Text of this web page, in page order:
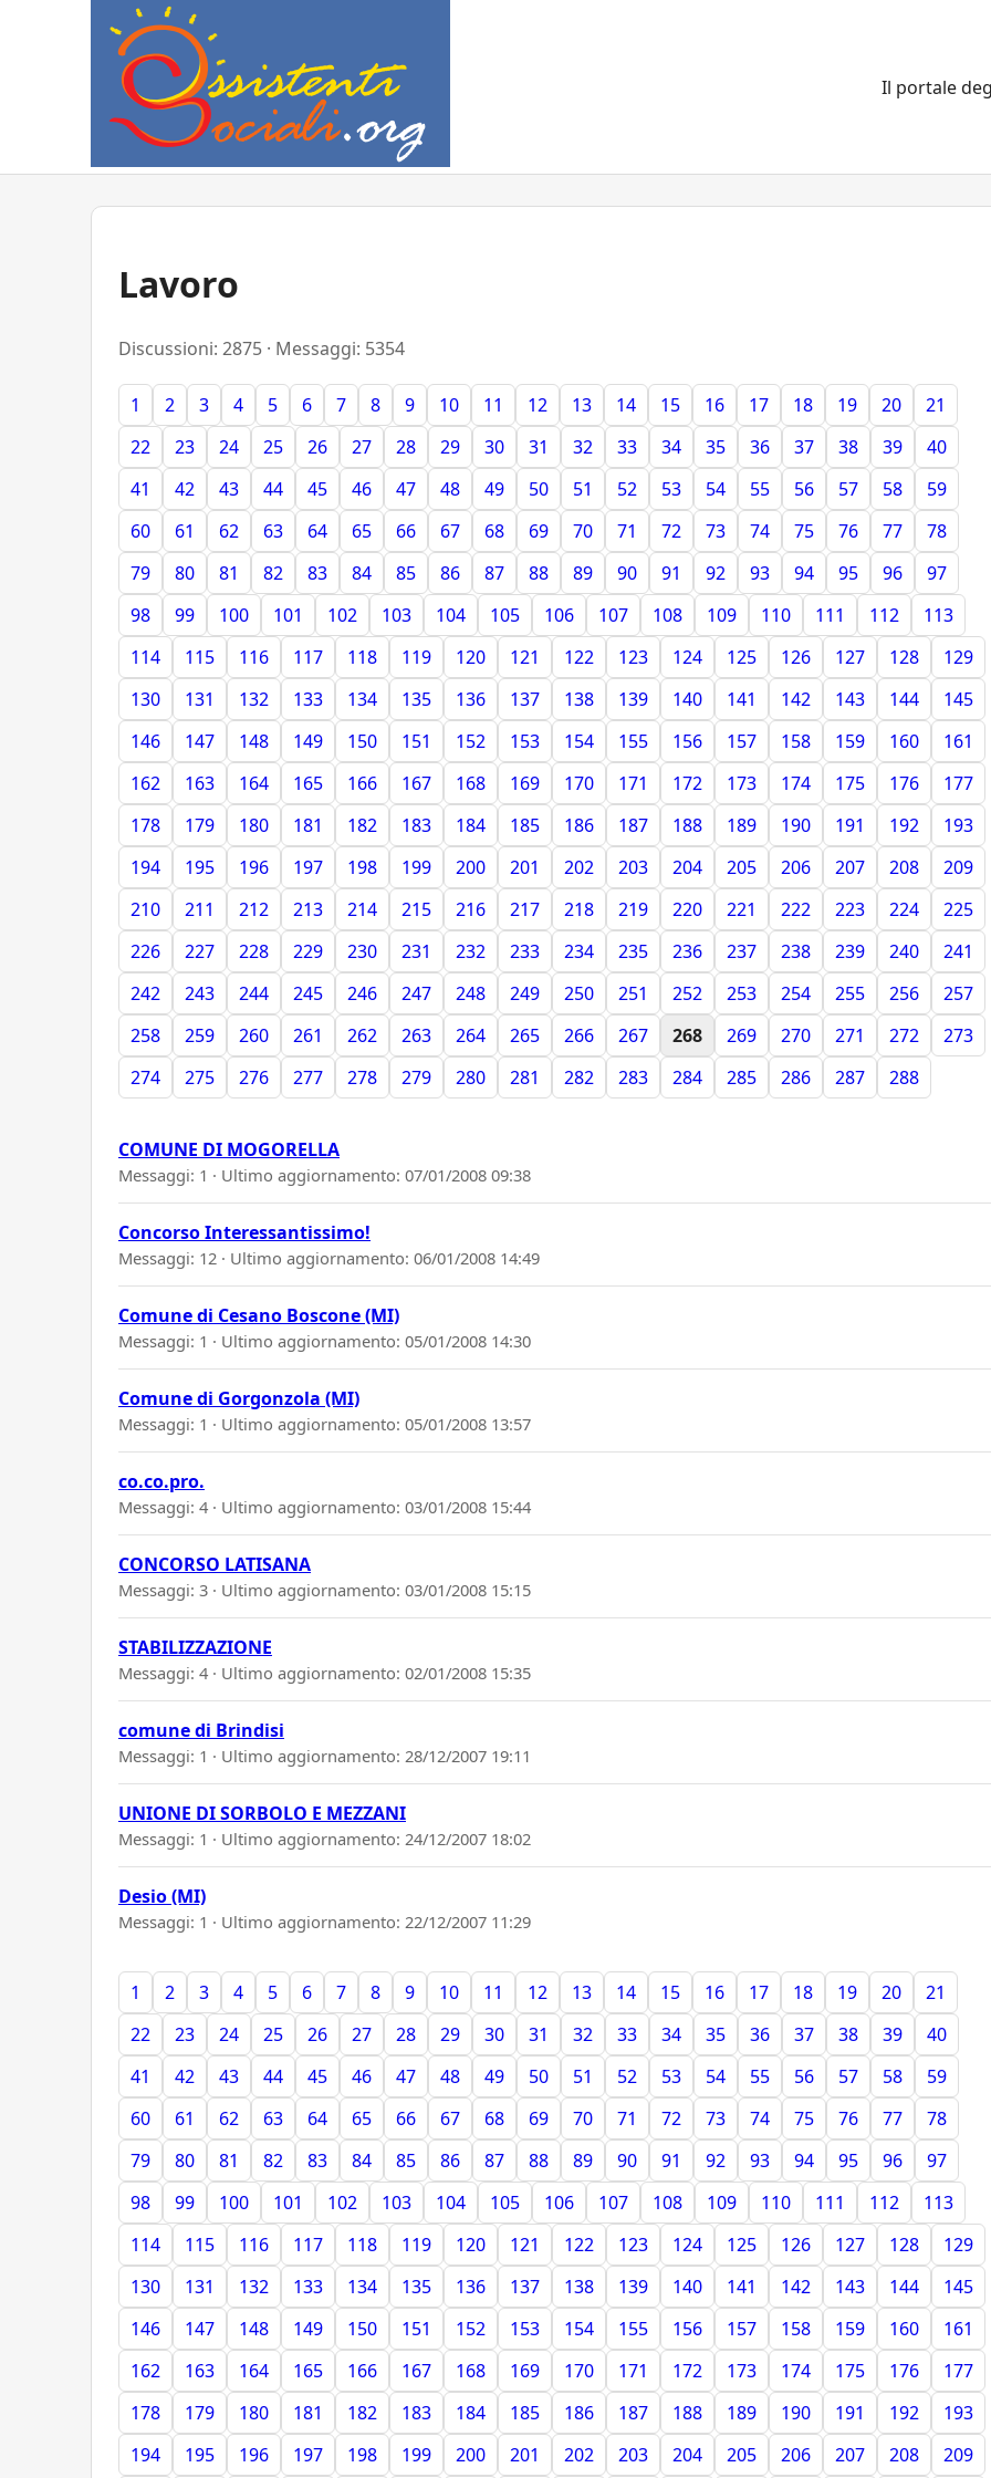
Il portale
Lavoro
Discussioni: 2875 · Messaggi: 5354
1 2 3 4 5 6 7 8 9 10 11 12 13 14 15 16 17 18 19 20
21
22
23 24 25 26 27 28 29 30 31 32 33 34 35 36 37 38 39
40
41
42 43 44 45 46 47 48 49 50 51 52 53 54 55 56 57 58
59
60
61 62 63 64 65 66 67 68 69 70 71 72 73 74 75 76 77
78
79
80 81 82 83 84 85 86 87 88 89 90 91 92 93 94 95 96
97
98
99 100 101 102 103 104 105 106 107 108 109 110 111 112
113
114
115 116 117 118 119 120 121 122 123 124 125 126 127 128
129
130
131 132 133 134 135 136 137 138 139 140 141 142 143 144
145
146
147 148 149 150 151 152 153 154 155 156 157 158 159 160
161
162
163 164 165 166 167 168 169 170 171 172 173 174 175 176
177
178
179 180 181 182 183 184 185 186 187 188 189 190 191 192
193
194
195 196 197 198 199 200 201 202 203 204 205 206 207 208
209
210
211 212 213 214 215 216 217 218 219 220 221 222 223 224
225
226
227 228 229 230 231 232 233 234 235 236 237 238 239 240
241
242
243 244 245 246 247 248 249 250 251 252 253 254 255 256
257
258
259 260 261 262 263 264 265 266 267 268 269 270 271 272
273
274
275 276 277 278 279 280 281 282 283 284 285 286 287 288
COMUNE DI MOGORELLA
Messaggi: 1 · Ultimo aggiornamento: 07/01/2008 09:38
Concorso Interessantissimo!
Messaggi: 12 · Ultimo aggiornamento: 06/01/2008 14:49
Comune di Cesano Boscone (MI)
Messaggi: 1 · Ultimo aggiornamento: 05/01/2008 14:30
Comune di Gorgonzola (MI)
Messaggi: 1 · Ultimo aggiornamento: 05/01/2008 13:57
co.co.pro.
Messaggi: 4 · Ultimo aggiornamento: 03/01/2008 15:44
CONCORSO LATISANA
Messaggi: 3 · Ultimo aggiornamento: 03/01/2008 15:15
STABILIZZAZIONE
Messaggi: 4 · Ultimo aggiornamento: 02/01/2008 15:35
comune di Brindisi
Messaggi: 1 · Ultimo aggiornamento: 28/12/2007 19:11
UNIONE DI SORBOLO E MEZZANI
Messaggi: 1 · Ultimo aggiornamento: 24/12/2007 18:02
Desio (MI)
Messaggi: 1 · Ultimo aggiornamento: 22/12/2007 11:29
1 2 3 4 5 6 7 8 9 10 11 12 13 14 15 16 17 18 19 20
21
22
23 24 25 26 27 28 29 30 31 32 33 34 35 36 37 38 39
40
41
42 43 44 45 46 47 48 49 50 51 52 53 54 55 56 57 58
59
60
61 62 63 64 65 66 67 68 69 70 71 72 73 74 75 76 77
78
79
80 81 82 83 84 85 86 87 88 89 90 91 92 93 94 95 96
97
98
99 100 101 102 103 104 105 106 107 108 109 110 111 112
113
114
115 116 117 118 119 120 121 122 123 124 125 126 127 128
129
130
131 132 133 134 135 136 137 138 139 140 141 142 143 144
145
146
147 148 149 150 151 152 153 154 155 156 157 158 159 160
161
162
163 164 165 166 167 168 169 170 171 172 173 174 175 176
177
178
179 180 181 182 183 184 185 186 187 188 189 190 191 192
193
194
195 196 197 198 199 200 201 202 203 204 205 206 207 208 209